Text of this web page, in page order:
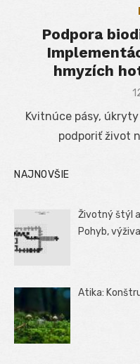
Podpora
hmyzích
Kvitnúce pásy,
podporiť život
NAJNOVŠIE
Životný štýl
Pohyb,
Atika: